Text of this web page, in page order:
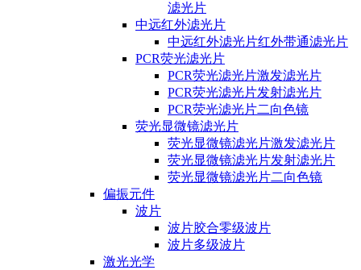
滤光片
中远红外滤光片
中远红外滤光片红外带通滤光片
PCR荧光滤光片
PCR荧光滤光片激发滤光片
PCR荧光滤光片发射滤光片
PCR荧光滤光片二向色镜
荧光显微镜滤光片
荧光显微镜滤光片激发滤光片
荧光显微镜滤光片发射滤光片
荧光显微镜滤光片二向色镜
偏振元件
波片
波片胶合零级波片
波片多级波片
激光光学